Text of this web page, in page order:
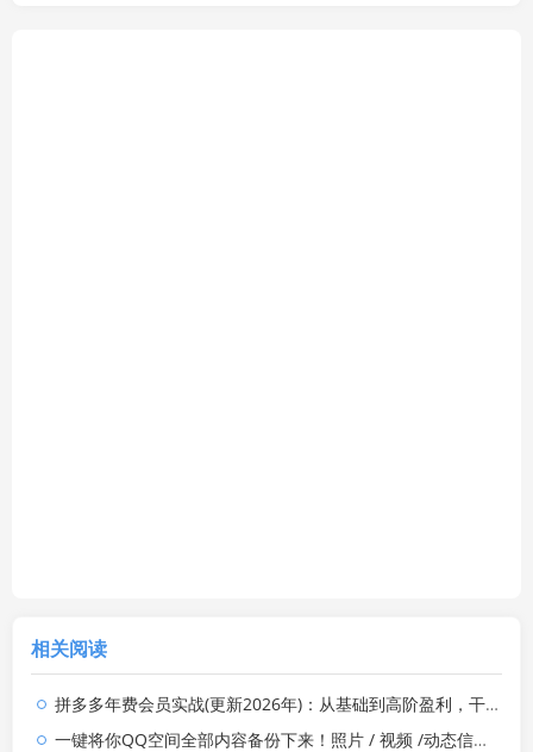
相关阅读
拼多多年费会员实战(更新2026年)：从基础到高阶盈利，干货拉满，帮你建立稳定盈利运营知识体系
一键将你QQ空间全部内容备份下来！照片 / 视频 /动态信息全存本地，Github最新开源项目 QzoneArchive